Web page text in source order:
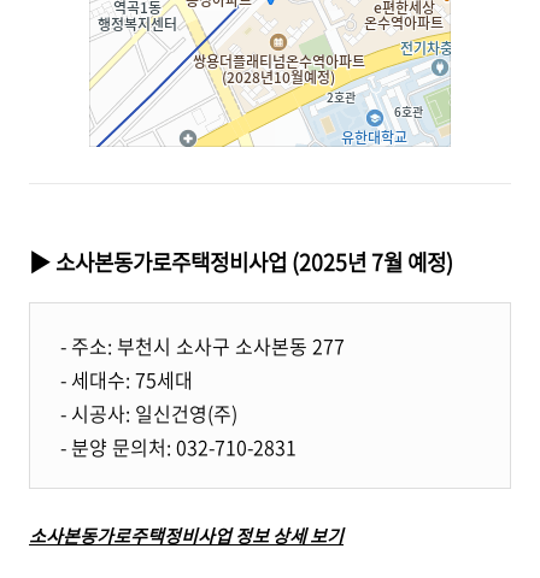
▶ 소사본동가로주택정비사업 (2025년 7월 예정)
- 주소: 부천시 소사구 소사본동 277
- 세대수: 75세대
- 시공사: 일신건영(주)
- 분양 문의처: 032-710-2831
소사본동가로주택정비사업 정보 상세 보기